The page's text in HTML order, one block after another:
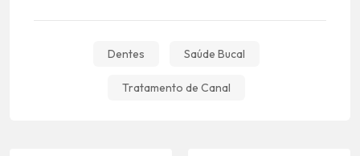
Dentes Saúde Bucal
Tratamento de Canal